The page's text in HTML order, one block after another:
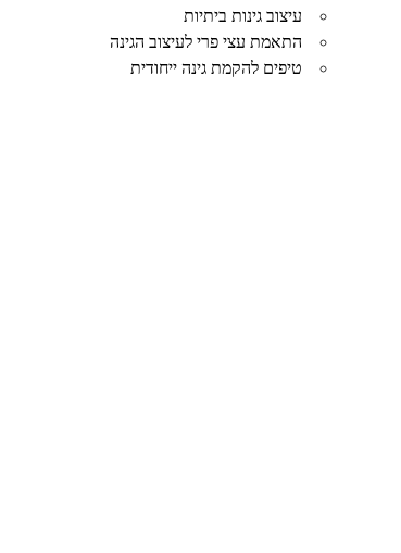
עיצוב גינות ביתיות
התאמת עצי פרי לעיצוב הגינה
טיפים להקמת גינה ייחודית